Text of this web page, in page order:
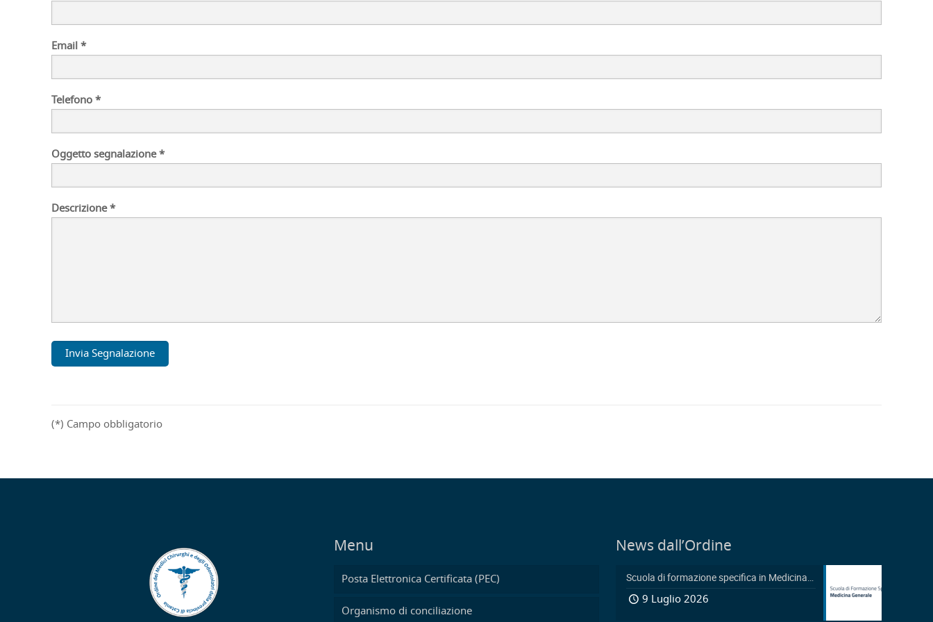
Email *
Telefono *
Oggetto segnalazione *
Descrizione *
(*) Campo obbligatorio
Menu
Posta Elettronica Certificata (PEC)
Organismo di conciliazione
News dall’Ordine
Scuola di formazione specifica in Medicina Generale 2026-2029: Pubblicazione avviso accesso in sovrannumero legge 401/2000 e avviso accesso degli Ufficiali Medici
9 Luglio 2026